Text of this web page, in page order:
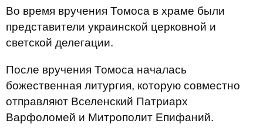
Во время вручения Томоса в храме были
представители украинской церковной и
светской делегации.
После вручения Томоса началась
божественная литургия, которую совместно
отправляют Вселенский Патриарх
Варфоломей и Митрополит Епифаний.